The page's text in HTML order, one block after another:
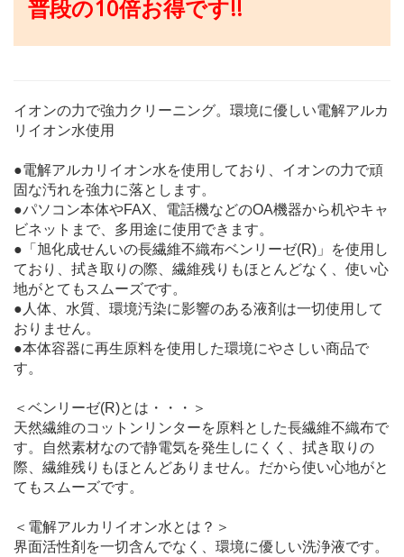
普段の10倍お得です!!
イオンの力で強力クリーニング。環境に優しい電解アルカ
リイオン水使用
●電解アルカリイオン水を使用しており、イオンの力で頑
固な汚れを強力に落とします。
●パソコン本体やFAX、電話機などのOA機器から机やキャ
ビネットまで、多用途に使用できます。
●「旭化成せんいの長繊維不織布ベンリーゼ(R)」を使用し
ており、拭き取りの際、繊維残りもほとんどなく、使い心
地がとてもスムーズです。
●人体、水質、環境汚染に影響のある液剤は一切使用して
おりません。
●本体容器に再生原料を使用した環境にやさしい商品で
す。
＜ベンリーゼ(R)とは・・・＞
天然繊維のコットンリンターを原料とした長繊維不織布で
す。自然素材なので静電気を発生しにくく、拭き取りの
際、繊維残りもほとんどありません。だから使い心地がと
てもスムーズです。
＜電解アルカリイオン水とは？＞
界面活性剤を一切含んでなく、環境に優しい洗浄液です。